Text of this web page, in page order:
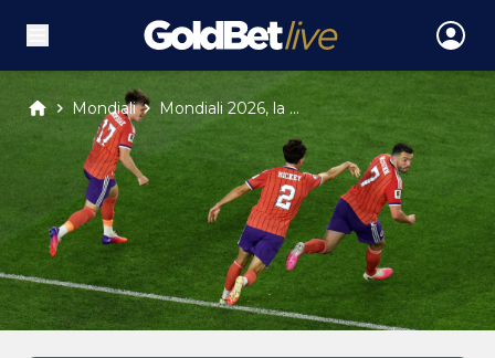
Mondiali Mondiali 2026, la ...